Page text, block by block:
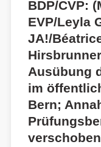
BDP/CVP:
EVP/Leyla
JA!/
Ausübung
im
Bern;